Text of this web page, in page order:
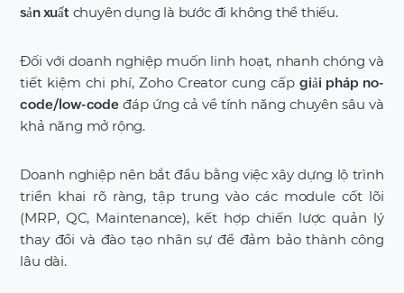
sản xuất chuyên dụng là bước đi không thể thiếu.
Đối với doanh nghiệp muốn linh hoạt, nhanh chóng và
tiết kiệm chi phí, Zoho Creator cung cấpgiải pháp no-
code/low-codeđáp ứng cả về tính năng chuyên sâu và
khả năng mở rộng.
Doanh nghiệp nên bắt đầu bằng việc xây dựng lộ trình
triển khai rõ ràng, tập trung vào các module cốt lõi
(MRP, QC, Maintenance), kết hợp chiến lược quản lý
thay đổi và đào tạo nhân sự để đảm bảo thành công
lâu dài.